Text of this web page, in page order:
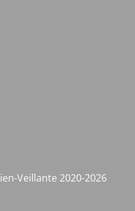
Veillante 2020-2026